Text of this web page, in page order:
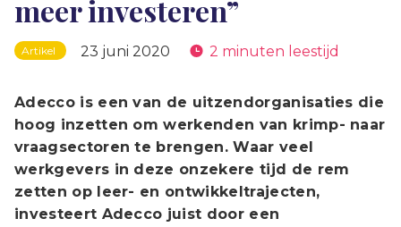
meer investeren”
Artikel 23 juni 2020 2 minuten leestijd
Adecco is een van de uitzendorganisaties die
hoog inzetten om werkenden van krimp- naar
vraagsectoren te brengen. Waar veel
werkgevers in deze onzekere tijd de rem
zetten op leer- en ontwikkeltrajecten,
investeert Adecco juist door een